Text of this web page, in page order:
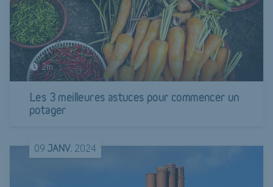
2m
Les 3 meilleures astuces pour commencer un
potager
09 JANV. 2024